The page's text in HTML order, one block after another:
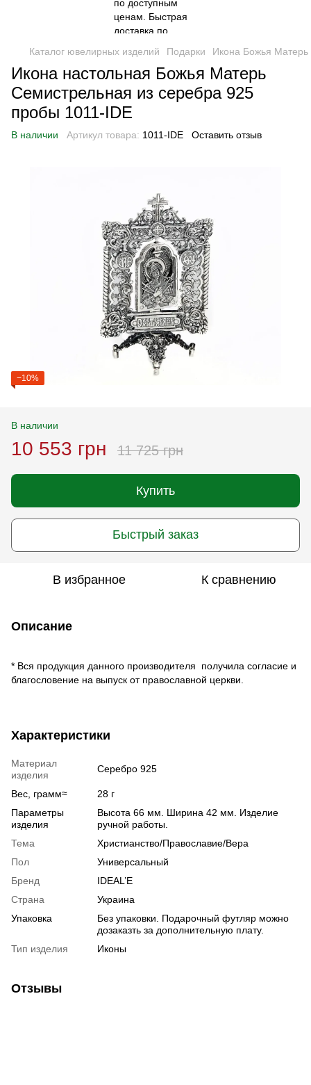
Каталог ювелирных изделий Подарки Икона Божья Матерь
Икона настольная Божья Матерь
Семистрельная из серебра 925
пробы 1011-IDE
В наличии Артикул товара: 1011-IDE Оставить отзыв
−10%
В наличии
10 553 грн 11 725 грн
Купить
Быстрый заказ
В избранное К сравнению
Описание
* Вся продукция данного производителя получила согласие и
благословение на выпуск от православной церкви.
Характеристики
Материал
изделия
Серебро 925
Вес, грамм≈
28 г
Параметры
изделия
Высота 66 мм. Ширина 42 мм. Изделие
ручной работы.
Тема
Христианство/Православие/Вера
Пол
Универсальный
Бренд
IDEAL’E
Страна
Украина
Упаковка
Без упаковки. Подарочный футляр можно
дозаказть за дополнительную плату.
Тип изделия
Иконы
Отзывы